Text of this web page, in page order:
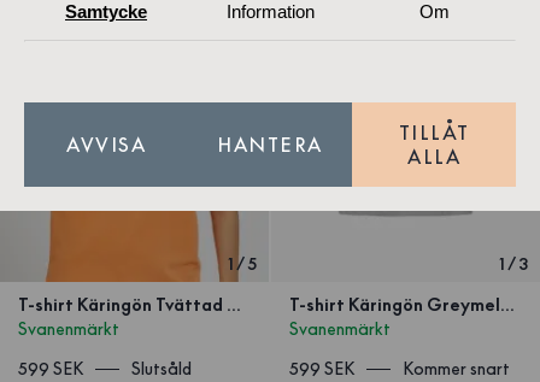
1/5
T-shirt Käringön Tvättad Orange
Svanenmärkt
599 SEK
Slutsåld
1/3
T-shirt Käringön Greymelange Unisex
Svanenmärkt
599 SEK
Kommer snart
Samtycke Information Om
AVVISA HANTERA
TILLÅT
ALLA